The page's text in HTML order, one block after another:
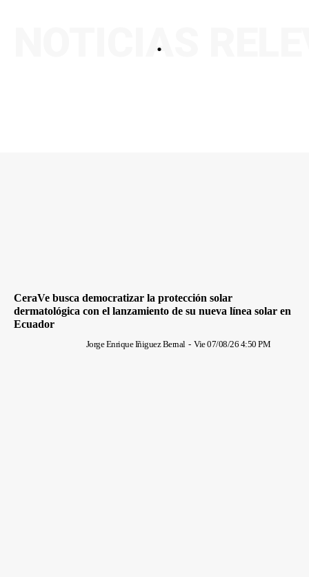
.
NOTICIAS
CeraVe busca democratizar la protección solar
dermatológica con el lanzamiento de su nueva línea solar en
Ecuador
Jorge Enrique Iñiguez Bernal - Vie 07/08/26 4:50 PM